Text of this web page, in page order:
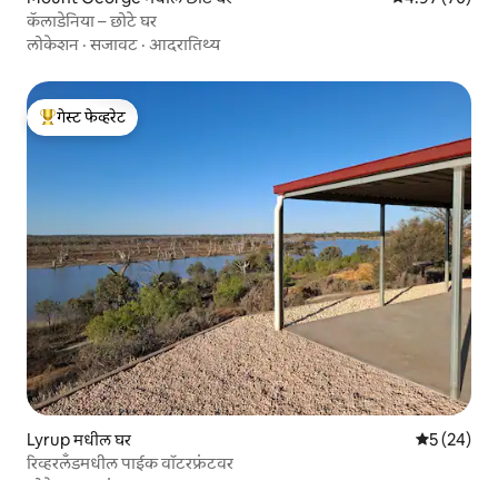
कॅलाडेनिया – छोटे घर
लोकेशन ·सजावट · आदरातिथ्य
टॉप गेस्ट फेव्हरेट
गेस्ट फेव्हरेट
Lyrup मधील घर 5 पैकी 5
5 (24)
रिव्हरलँडमधील पाईक वॉटरफ्रंटवर